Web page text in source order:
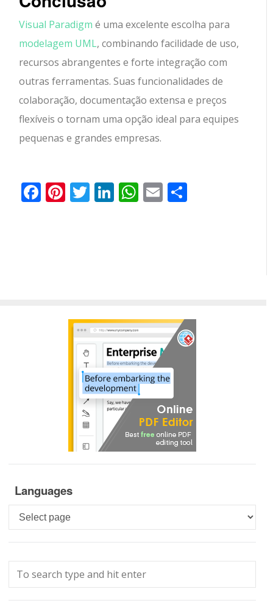
Visual Paradigm é uma excelente escolha para
modelagem UML, combinando facilidade de uso,
recursos abrangentes e forte integração com
outras ferramentas. Suas funcionalidades de
colaboração, documentação extensa e preços
flexíveis o tornam uma opção ideal para equipes
pequenas e grandes empresas.
Facebook
Pinterest
Twitter
LinkedIn
WhatsApp
Email
Languages
Languages